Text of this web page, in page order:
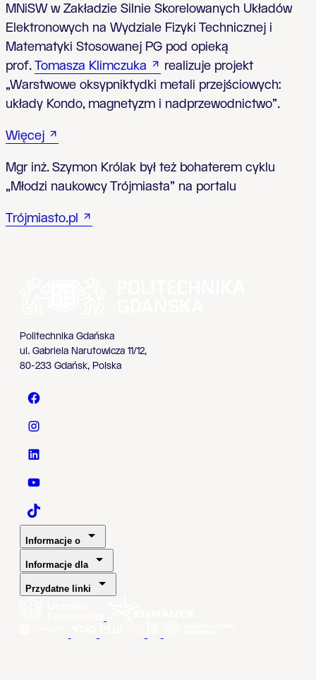
MNiSW w Zakładzie Silnie Skorelowanych Układów
Elektronowych na Wydziale Fizyki Technicznej i
Matematyki Stosowanej PG pod opieką
prof.Tomasza Klimczuka
realizuje projekt
„Warstwowe oksypniktydki metali przejściowych:
układy Kondo, magnetyzm i nadprzewodnictwo”.
Więcej
Mgr inż. Szymon Królak był też bohaterem cyklu
„Młodzi naukowcy Trójmiasta” na portalu
Trójmiasto.pl
Politechnika Gdańska
ul. Gabriela Narutowicza 11/12,
80-233 Gdańsk, Polska
Politechnika Gdańska - Facebook
Politechnika Gdańska - Instagram
Politechnika Gdańska - LinkedIn
Politechnika Gdańska - YouTube
Politechnika Gdańska - TaikTok
Informacje o
Informacje dla
Przydatne linki